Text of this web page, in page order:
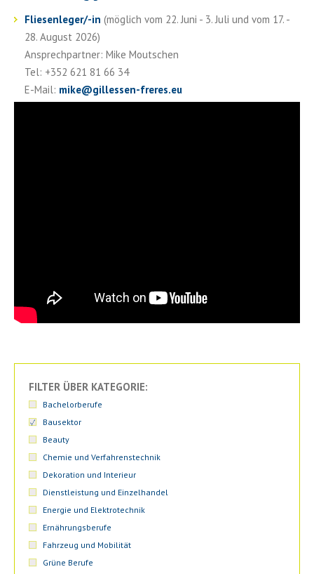
Fliesenleger/-in (möglich vom 22. Juni - 3. Juli und vom 17. -
28. August 2026)
Ansprechpartner: Mike Moutschen
Tel: +352 621 81 66 34
E-Mail: mike@gillessen-freres.eu
FILTER ÜBER KATEGORIE:
Bachelorberufe
Bausektor
Beauty
Chemie und Verfahrenstechnik
Dekoration und Interieur
Dienstleistung und Einzelhandel
Energie und Elektrotechnik
Ernährungsberufe
Fahrzeug und Mobilität
Grüne Berufe